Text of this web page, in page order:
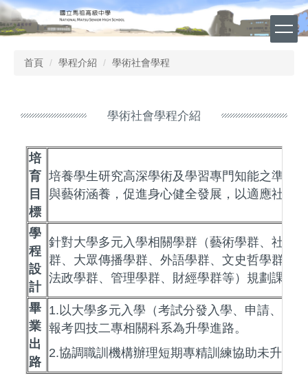
跳
到
主
首頁 學程介紹 學術社會學程
學術社會學程介紹
培
育
目
標
培養學生研究高深學術及學習專門知能之準備
與藝術涵養，促進身心健全發展，以適應社會
學
程
設
計
針對大學多元入學相關學群（藝術學群、社會
群、大眾傳播學群、外語學群、文史哲學群、
法政學群、管理學群、財經學群等）規劃課程。
畢
業
出
路
1.以大學多元入學（考試分發入學、申請、甄
報考四技二專相關科系為升學進路。
2.協調職訓機構辦理短期專精訓練協助未升學